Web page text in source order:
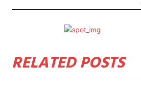
RELATED POSTS